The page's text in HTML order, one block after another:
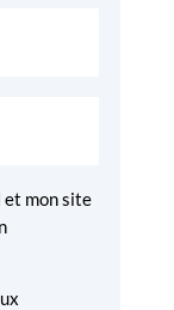
et mon site